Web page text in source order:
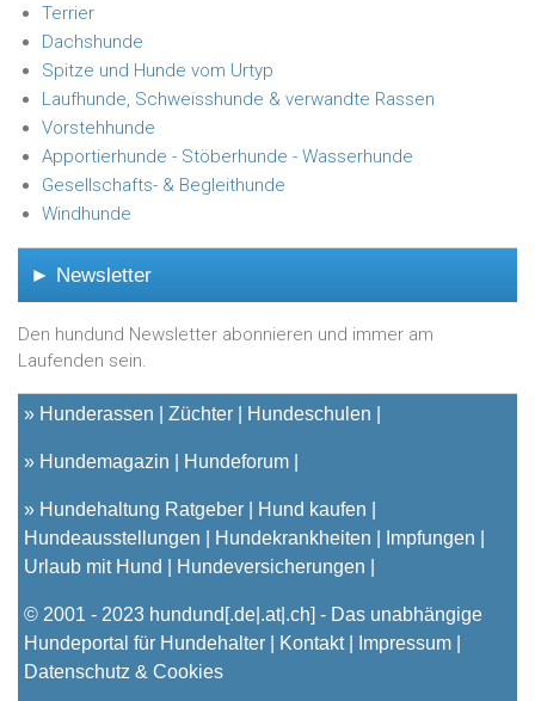
Terrier
Dachshunde
Spitze und Hunde vom Urtyp
Laufhunde, Schweisshunde & verwandte Rassen
Vorstehhunde
Apportierhunde - Stöberhunde - Wasserhunde
Gesellschafts- & Begleithunde
Windhunde
► Newsletter
Den hundund Newsletter abonnieren und immer am
Laufenden sein.
» Hunderassen Züchter Hundeschulen
» Hundemagazin Hundeforum
» Hundehaltung Ratgeber
Hund kaufen
Hundeausstellungen
Hundekrankheiten
Impfungen
Urlaub mit Hund
Hundeversicherungen
© 2001 - 2023 hundund [.de|.at|.ch] - Das unabhängige
Hundeportal für Hundehalter |
Kontakt| Impressum
Datenschutz & Cookies